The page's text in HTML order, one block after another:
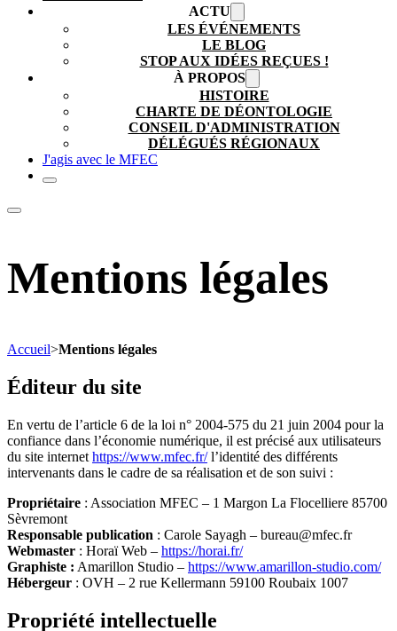
ACTU
LES ÉVÉNEMENTS
LE BLOG
STOP AUX IDÉES REÇUES !
À PROPOS
HISTOIRE
CHARTE DE DÉONTOLOGIE
CONSEIL D'ADMINISTRATION
DÉLÉGUÉS RÉGIONAUX
J'agis avec le MFEC
Mentions légales
Accueil>Mentions légales
Éditeur du site
En vertu de l’article 6 de la loi n° 2004-575 du 21 juin 2004 pour la
confiance dans l’économie numérique, il est précisé aux utilisateurs
du site internet https://www.mfec.fr/l’identité des différents
intervenants dans le cadre de sa réalisation et de son suivi :
Propriétaire : Association MFEC – 1 Margon La Flocelliere 85700
Sèvremont
Responsable publication : Carole Sayagh – bureau@mfec.fr
Webmaster : Horaï Web – https://horai.fr/
Graphiste : Amarillon Studio – https://www.amarillon-studio.com/
Hébergeur : OVH – 2 rue Kellermann 59100 Roubaix 1007
Propriété intellectuelle